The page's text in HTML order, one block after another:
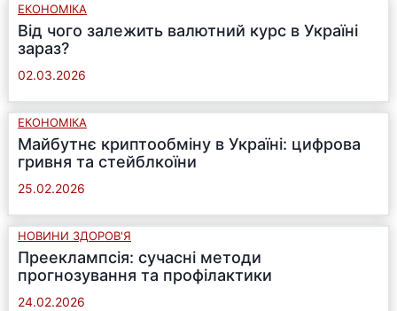
ЕКОНОМІКА
Від чого залежить валютний курс в Україні
зараз?
02.03.2026
ЕКОНОМІКА
Майбутнє криптообміну в Україні: цифрова
гривня та стейблкоїни
25.02.2026
НОВИНИ ЗДОРОВ'Я
Прееклампсія: сучасні методи
прогнозування та профілактики
24.02.2026